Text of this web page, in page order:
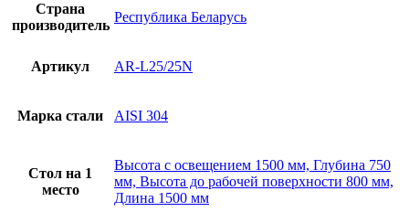
Страна
производитель
Республика Беларусь
Артикул AR-L25/25N
Марка стали AISI 304
Стол на 1
место
Высота с освещением 1500 мм, Глубина 750
мм, Высота до рабочей поверхности 800 мм,
Длина 1500 мм